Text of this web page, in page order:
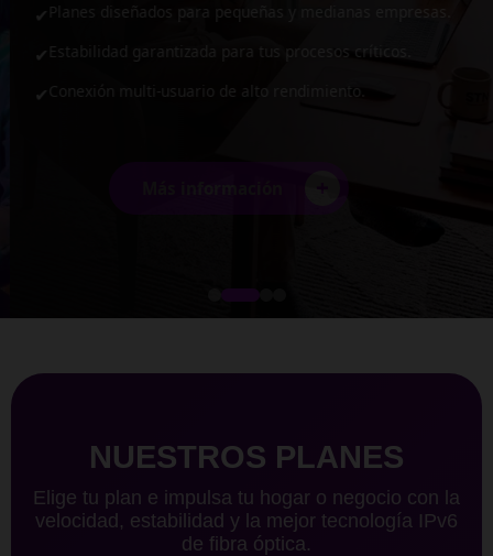
✔Planes diseñados para pequeñas y medianas empresas.
✔Estabilidad garantizada para tus procesos críticos.
✔ Conexión multi-usuario de alto rendimiento.
NUESTROS PLANES
Elige tu plan e impulsa tu hogar o negocio con la
velocidad, estabilidad y la mejor tecnología IPv6
de fibra óptica.